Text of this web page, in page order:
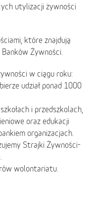
utylizacji żywności
które znajdują
Żywności.
w ciągu roku:
udział ponad 1000
i przedszkolach,
oraz edukacji
organizacjach.
Strajki Żywności-
wolontariatu.